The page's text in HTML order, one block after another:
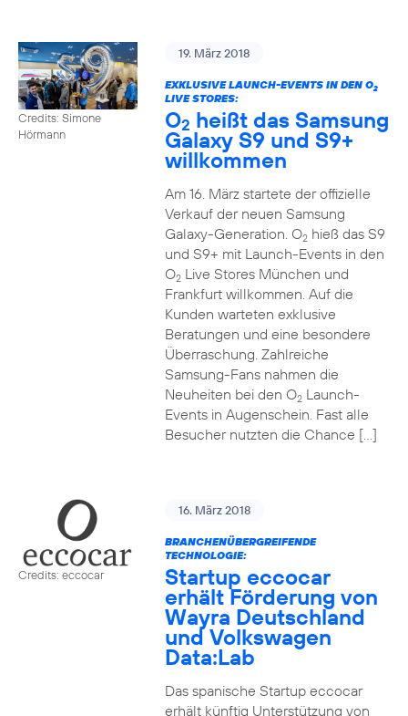
Credits: Simone
Hörmann
19. März 2018
EXKLUSIVE LAUNCH-EVENTS IN DEN O2
LIVE STORES:
O2 heißt das Samsung
Galaxy S9 und S9+
willkommen
Am 16. März startete der offizielle
Verkauf der neuen Samsung
Galaxy-Generation. O2hieß das S9
und S9+ mit Launch-Events in den
O2Live Stores München und
Frankfurt willkommen. Auf die
Kunden warteten exklusive
Beratungen und eine besondere
Überraschung. Zahlreiche
Samsung-Fans nahmen die
Neuheiten bei den O2Launch-
Events in Augenschein. Fast alle
Besucher nutzten die Chance […]
Credits: eccocar
16. März 2018
BRANCHENÜBERGREIFENDE
TECHNOLOGIE:
Startup eccocar
erhält Förderung von
Wayra Deutschland
und Volkswagen
Data:Lab
Das spanische Startup eccocar
erhält künftig Unterstützung von